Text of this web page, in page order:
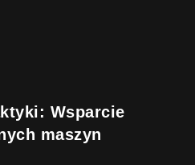
Wsparcie
maszyn